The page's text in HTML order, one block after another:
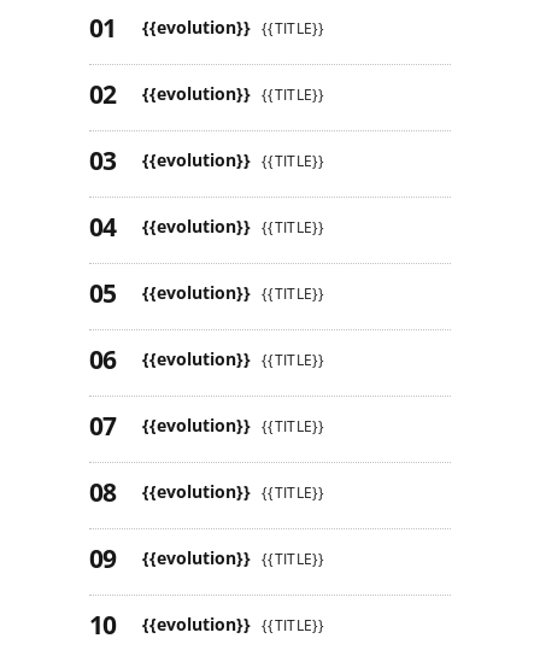
{{evolution}} {{TITLE}}
{{evolution}} {{TITLE}}
{{evolution}} {{TITLE}}
{{evolution}} {{TITLE}}
{{evolution}} {{TITLE}}
{{evolution}} {{TITLE}}
{{evolution}} {{TITLE}}
{{evolution}} {{TITLE}}
{{evolution}} {{TITLE}}
{{evolution}} {{TITLE}}